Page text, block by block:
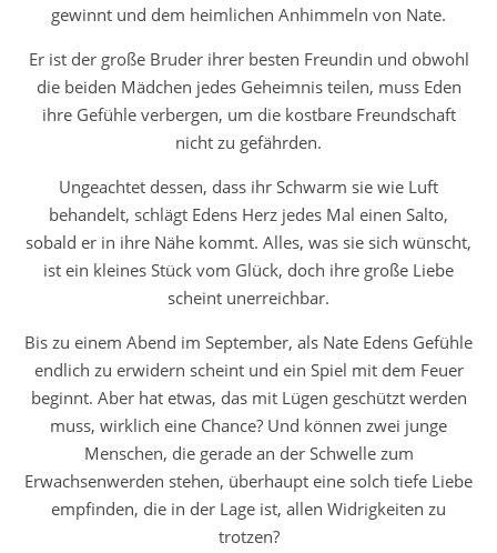
gewinnt und dem heimlichen Anhimmeln von Nate.
Er ist der große Bruder ihrer besten Freundin und obwohl
die beiden Mädchen jedes Geheimnis teilen, muss Eden
ihre Gefühle verbergen, um die kostbare Freundschaft
nicht zu gefährden.
Ungeachtet dessen, dass ihr Schwarm sie wie Luft
behandelt, schlägt Edens Herz jedes Mal einen Salto,
sobald er in ihre Nähe kommt. Alles, was sie sich wünscht,
ist ein kleines Stück vom Glück, doch ihre große Liebe
scheint unerreichbar.
Bis zu einem Abend im September, als Nate Edens Gefühle
endlich zu erwidern scheint und ein Spiel mit dem Feuer
beginnt. Aber hat etwas, das mit Lügen geschützt werden
muss, wirklich eine Chance? Und können zwei junge
Menschen, die gerade an der Schwelle zum
Erwachsenwerden stehen, überhaupt eine solch tiefe Liebe
empfinden, die in der Lage ist, allen Widrigkeiten zu
trotzen?